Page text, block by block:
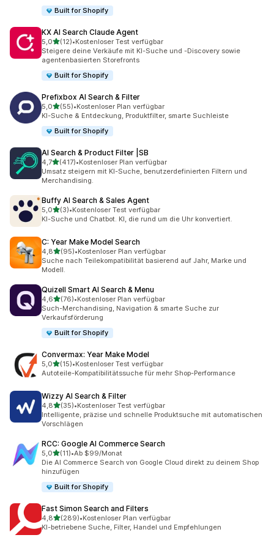
Built for Shopify
KX AI Search Claude Agent
5,0von 5 Sternen
(12)
12 Rezensionen insgesamt
•Kostenloser Test verfügbar
Steigere deine Verkäufe mit KI-Suche und -Discovery sowie
agentenbasierten Storefronts
Built for Shopify
Prefixbox AI Search & Filter
5,0von 5 Sternen
(55)
55 Rezensionen insgesamt
•Kostenloser Plan verfügbar
KI-Suche & Entdeckung, Produktfilter, smarte Suchleiste
Built for Shopify
AI Search & Product Filter |SB
4,7von 5 Sternen
(417)
417 Rezensionen insgesamt
•Kostenloser Plan verfügbar
Umsatz steigern mit KI-Suche, benutzerdefinierten Filtern und
Merchandising.
Buffy AI Search & Sales Agent
5,0von 5 Sternen
(3)
3 Rezensionen insgesamt
•Kostenloser Test verfügbar
KI-Suche und Chatbot. KI, die rund um die Uhr konvertiert.
C: Year Make Model Search
4,8von 5 Sternen
(95)
95 Rezensionen insgesamt
•Kostenloser Plan verfügbar
Suche nach Teilekompatibilität basierend auf Jahr, Marke und
Modell.
Quizell Smart AI Search & Menu
4,6von 5 Sternen
(76)
76 Rezensionen insgesamt
•Kostenloser Plan verfügbar
Such-Merchandising, Navigation & smarte Suche zur
Verkaufsförderung
Built for Shopify
Convermax: Year Make Model
5,0von 5 Sternen
(15)
15 Rezensionen insgesamt
•Kostenloser Test verfügbar
Autoteile-Kompatibilitätssuche für mehr Shop-Performance
Wizzy AI Search & Filter
4,8von 5 Sternen
(35)
35 Rezensionen insgesamt
•Kostenloser Test verfügbar
Intelligente, präzise und schnelle Produktsuche mit automatischen
Vorschlägen
RCC: Google AI Commerce Search
5,0von 5 Sternen
(11)
11 Rezensionen insgesamt
•Ab $99/Monat
Die AI Commerce Search von Google Cloud direkt zu deinem Shop
hinzufügen
Built for Shopify
Fast Simon Search and Filters
4,8von 5 Sternen
(289)
289 Rezensionen insgesamt
•Kostenloser Plan verfügbar
KI-betriebene Suche, Filter, Handel und Empfehlungen